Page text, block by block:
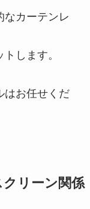
なカーテンレ
します。
はお任せくだ
リーン関係